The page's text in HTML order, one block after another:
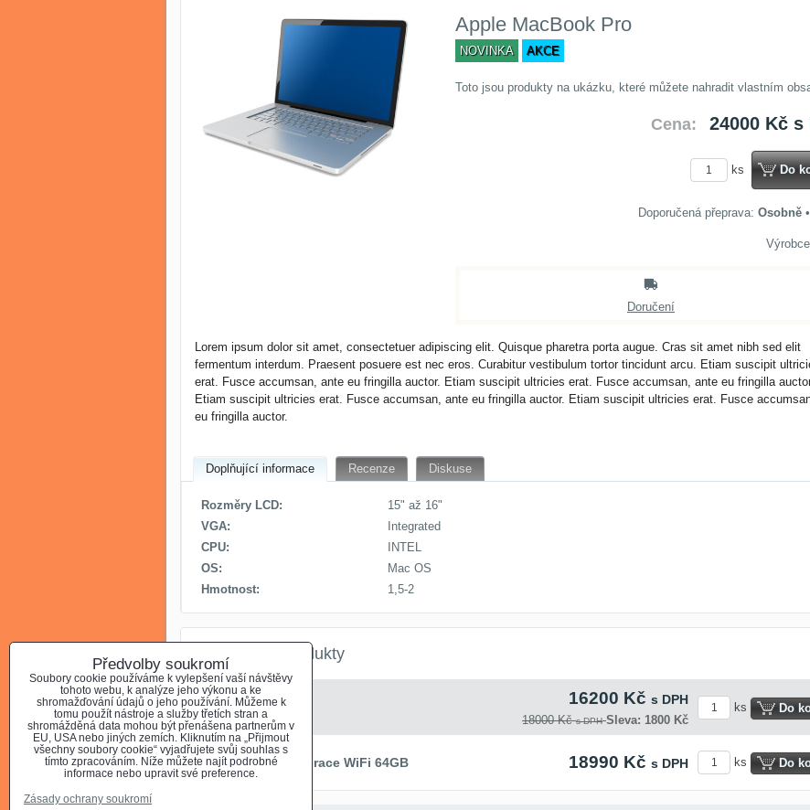
Apple MacBook Pro
NOVINKA AKCE
Toto jsou produkty na ukázku, které můžete nahradit vlastním
Cena: 24000 Kč s
ks Do
Osobně •
Doručení
Lorem ipsum dolor sit amet, consectetuer adipiscing elit. Quisque pharetra porta augue. Cras sit amet nibh sed elit
fermentum interdum. Praesent posuere est nec eros. Curabitur vestibulum tortor tincidunt arcu. Etiam suscipit
erat. Fusce accumsan, ante eu fringilla auctor. Etiam suscipit ultricies erat. Fusce accumsan, ante eu fringilla
Etiam suscipit ultricies erat. Fusce accumsan, ante eu fringilla auctor. Etiam suscipit ultricies erat. Fusce
eu fringilla auctor.
Doplňující informace Recenze Diskuse
Rozměry LCD:
15" až 16"
VGA:
Integrated
CPU:
INTEL
OS:
Mac OS
Hmotnost:
1,5-2
Alternativní produkty
Dell Vostro 16200 Kč s DPH
18000 Kčs DPH Sleva: 1800 Kč
ks Do
iPad 3.generace WiFi 64GB 18990 Kč s DPH ks Do
Předvolby soukromí
Soubory cookie používáme k vylepšení vaší návštěvy
tohoto webu, k analýze jeho výkonu a ke
shromažďování údajů o jeho používání. Můžeme k
tomu použít nástroje a služby třetích stran a
shromážděná data mohou být přenášena partnerům v
EU, USA nebo jiných zemích. Kliknutím na „Přijmout
všechny soubory cookie“ vyjadřujete svůj souhlas s
tímto zpracováním. Níže můžete najít podrobné
informace nebo upravit své preference.
Zásady ochrany soukromí